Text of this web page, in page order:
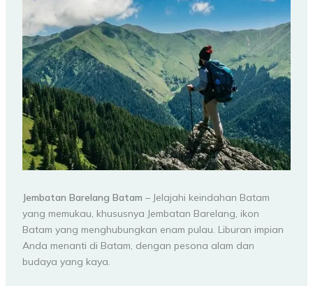
Jembatan Barelang Batam – Jelajahi keindahan Batam
yang memukau, khususnya Jembatan Barelang, ikon
Batam yang menghubungkan enam pulau. Liburan impian
Anda menanti di Batam, dengan pesona alam dan
budaya yang kaya.